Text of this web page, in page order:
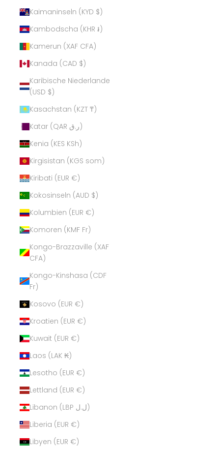
Kaimaninseln (KYD $)
Kambodscha (KHR ៛)
Kamerun (XAF CFA)
Kanada (CAD $)
Karibische Niederlande
(USD $)
Kasachstan (KZT ₸)
Katar (QAR ر.ق)
Kenia (KES KSh)
Kirgisistan (KGS som)
Kiribati (EUR €)
Kokosinseln (AUD $)
Kolumbien (EUR €)
Komoren (KMF Fr)
Kongo-Brazzaville (XAF
CFA)
Kongo-Kinshasa (CDF
Fr)
Kosovo (EUR €)
Kroatien (EUR €)
Kuwait (EUR €)
Laos (LAK ₭)
Lesotho (EUR €)
Lettland (EUR €)
Libanon (LBP ل.ل)
Liberia (EUR €)
Libyen (EUR €)